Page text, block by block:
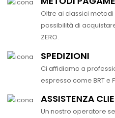
Oltre ai classici
possibilità di
ZERO.
SPEDIZIONI
Ci affidiamo a
espresso come BRT e
ASSISTENZA
Un nostro operatore